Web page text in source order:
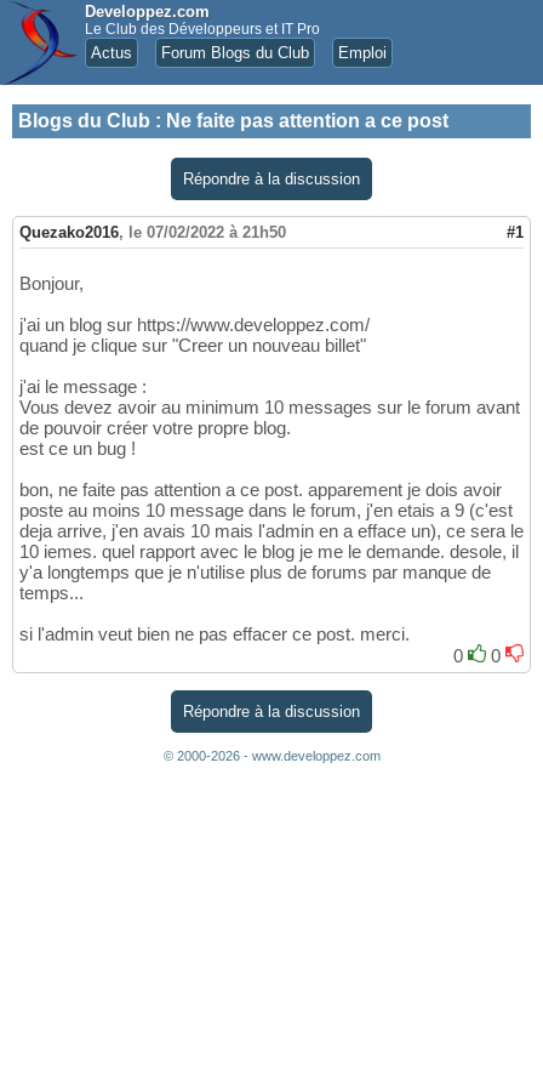
Developpez.com
Le Club des Développeurs et IT Pro
Actus Forum Blogs du Club Emploi
Blogs du Club : Ne faite pas attention a ce post
Répondre à la discussion
Quezako2016, le 07/02/2022 à 21h50 #1
Bonjour,
j'ai un blog sur https://www.developpez.com/
quand je clique sur "Creer un nouveau billet"
j'ai le message :
Vous devez avoir au minimum 10 messages sur le forum avant
de pouvoir créer votre propre blog.
est ce un bug !
bon, ne faite pas attention a ce post. apparement je dois avoir
poste au moins 10 message dans le forum, j'en etais a 9 (c'est
deja arrive, j'en avais 10 mais l'admin en a efface un), ce sera le
10 iemes. quel rapport avec le blog je me le demande. desole, il
y'a longtemps que je n'utilise plus de forums par manque de
temps...
si l'admin veut bien ne pas effacer ce post. merci.
0
0
Répondre à la discussion
© 2000-2026 - www.developpez.com